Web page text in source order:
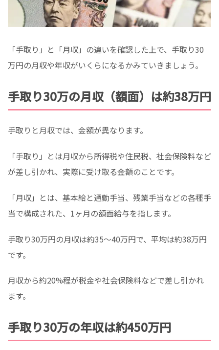
「手取り」と「月収」の違いを確認した上で、手取り30
万円の月収や年収がいくらになるかみていきましょう。
手取り30万の月収（額面）は約38万円
手取りと月収では、金額が異なります。
「手取り」とは月収から所得税や住民税、社会保険料など
が差し引かれ、実際に受け取る金額のことです。
「月収」とは、基本給と通勤手当、残業手当などの各種手
当で構成された、1ヶ月の額面給与を指します。
手取り30万円の月収は約35〜40万円で、平均は約38万円
です。
月収から約20%程が税金や社会保険料などで差し引かれ
ます。
手取り30万の年収は約450万円